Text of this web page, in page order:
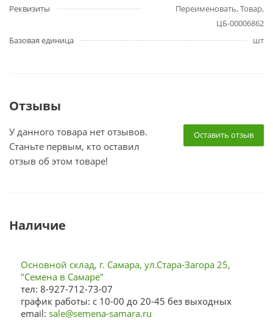
Реквизиты
Переименовать, Товар,
ЦБ-00006862
Базовая единица
шт
Отзывы
Оставить отзыв
У данного товара нет отзывов.
Станьте первым, кто оставил
отзыв об этом товаре!
Наличие
Основной склад, г. Самара, ул.Стара-Загора 25,
"Семена в Самаре"
тел: 8-927-712-73-07
график работы: с 10-00 до 20-45 без выходных
email: sale@semena-samara.ru